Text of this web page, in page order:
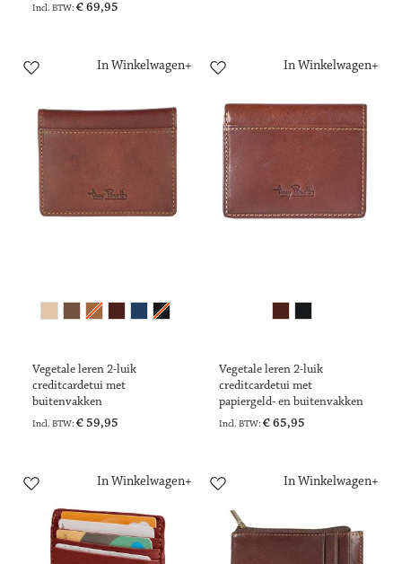
€ 69,95
In Winkelwagen
Vegetale leren 2-luik
creditcardetui met
buitenvakken
€ 59,95
In Winkelwagen
Vegetale leren 2-luik
creditcardetui met
papiergeld- en buitenvakken
€ 65,95
In Winkelwagen In Winkelwagen